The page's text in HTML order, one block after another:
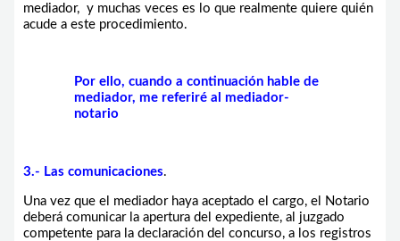
mediador, y muchas veces es lo que realmente quiere quién
acude a este procedimiento.
Por ello, cuando a continuación hable de
mediador, me referiré al mediador-
notario
3.- Las comunicaciones.
Una vez que el mediador haya aceptado el cargo, el Notario
deberá comunicar la apertura del expediente, al juzgado
competente para la declaración del concurso, a los registros